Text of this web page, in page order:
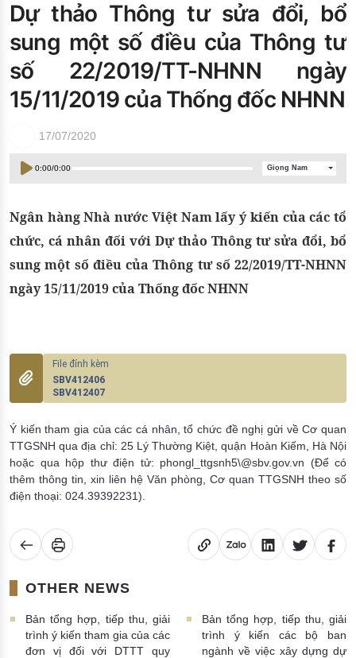
Đào tạo ISO
Dự thảo Thông tư sửa đổi, bổ
sung một số điều của Thông tư
số 22/2019/TT-NHNN ngày
15/11/2019 của Thống đốc NHNN
17/07/2020
0:00/0:00 Giọng Nam
Ngân hàng Nhà nước Việt Nam lấy ý kiến của các tổ
chức, cá nhân đối với Dự thảo Thông tư sửa đổi, bổ
sung một số điều của Thông tư số 22/2019/TT-NHNN
ngày 15/11/2019 của Thống đốc NHNN
SBV412406
SBV412407
Ý kiến tham gia của các cá nhân, tổ chức đề nghị gửi về Cơ quan
TTGSNH qua địa chỉ: 25 Lý Thường Kiệt, quận Hoàn Kiếm, Hà Nội
hoặc qua hộp thư điện tử: phongl_ttgsnh5\@sbv.gov.vn (Để có
thêm thông tin, xin liên hệ Văn phòng, Cơ quan TTGSNH theo số
điện thoại: 024.39392231).
OTHER NEWS
Bản tổng hợp, tiếp thu, giải
trình ý kiến tham gia của các
đơn vị đối với DTTT quy
Bản tổng hợp, tiếp thu, giải
trình ý kiến các bộ ban
ngành về việc xây dựng dự